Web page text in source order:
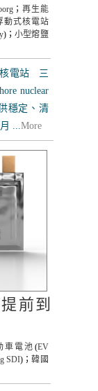
； 再生能
動式核電站
)；小型熔鹽
核電站 三
nuclear
穩定、清
...More
前到
車電池 (EV
SDI)；韓國